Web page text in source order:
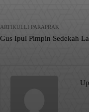
ARTIKULLI PARAPRAK
Gus Ipul Pimpin Sedekah